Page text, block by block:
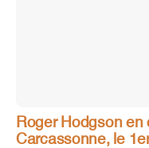
Roger Hodgson en
Carcassonne, le